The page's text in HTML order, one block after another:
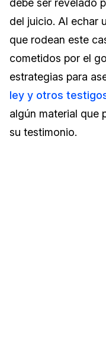
Centros de
La Venta al
TI y
debe ser revelado
del juicio. Al echar
que rodean este
cometidos por el
estrategias para
ley y otros
algún material que
su testimonio.